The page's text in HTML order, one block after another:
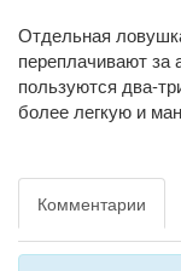
Отдельная
переплачивают за
пользуются два-
более легкую и
Комментарии